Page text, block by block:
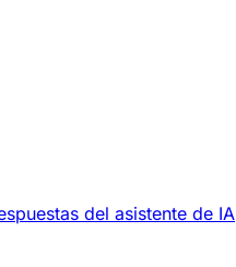
del asistente de IA